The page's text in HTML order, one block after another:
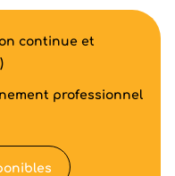
continue et
professionnel